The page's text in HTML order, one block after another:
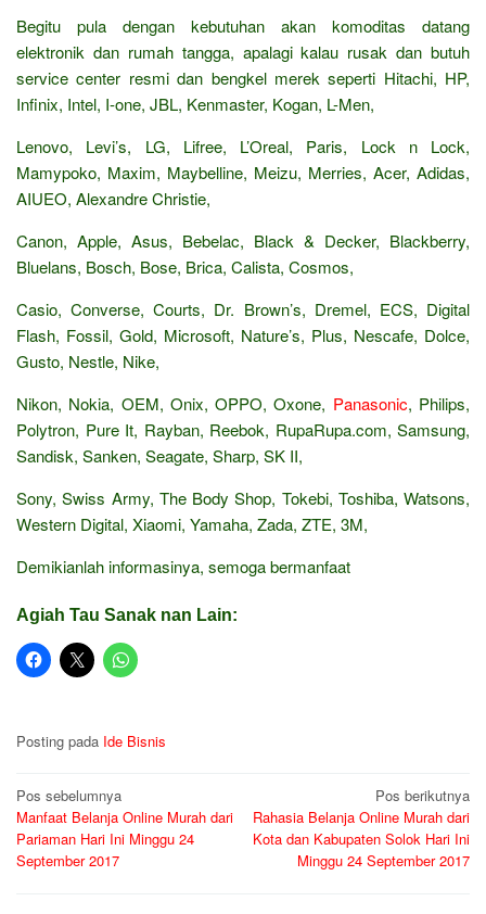
Begitu pula dengan kebutuhan akan komoditas datang
elektronik dan rumah tangga, apalagi kalau rusak dan butuh
service center resmi dan bengkel merek seperti Hitachi, HP,
Infinix, Intel, I-one, JBL, Kenmaster, Kogan, L-Men,
Lenovo, Levi’s, LG, Lifree, L’Oreal, Paris, Lock n Lock,
Mamypoko, Maxim, Maybelline, Meizu, Merries, Acer, Adidas,
AIUEO, Alexandre Christie,
Canon, Apple, Asus, Bebelac, Black & Decker, Blackberry,
Bluelans, Bosch, Bose, Brica, Calista, Cosmos,
Casio, Converse, Courts, Dr. Brown’s, Dremel, ECS, Digital
Flash, Fossil, Gold, Microsoft, Nature’s, Plus, Nescafe, Dolce,
Gusto, Nestle, Nike,
Nikon, Nokia, OEM, Onix, OPPO, Oxone, Panasonic, Philips,
Polytron, Pure It, Rayban, Reebok, RupaRupa.com, Samsung,
Sandisk, Sanken, Seagate, Sharp, SK II,
Sony, Swiss Army, The Body Shop, Tokebi, Toshiba, Watsons,
Western Digital, Xiaomi, Yamaha, Zada, ZTE, 3M,
Demikianlah informasinya, semoga bermanfaat
Agiah Tau Sanak nan Lain:
Posting pada Ide Bisnis
Navigasi
pos
Pos sebelumnya
Manfaat Belanja Online Murah dari
Pariaman Hari Ini Minggu 24
September 2017
Pos berikutnya
Rahasia Belanja Online Murah dari
Kota dan Kabupaten Solok Hari Ini
Minggu 24 September 2017